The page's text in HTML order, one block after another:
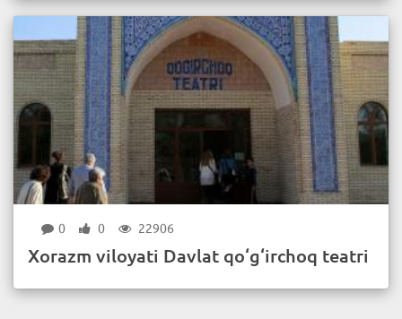
0 0 22906
Xorazm viloyati Davlat qo‘g‘irchoq teatri